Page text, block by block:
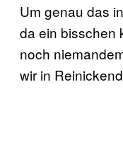
Um genau das
da ein bisschen
noch
wir in